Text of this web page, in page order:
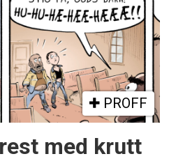
PROFF
med krutt